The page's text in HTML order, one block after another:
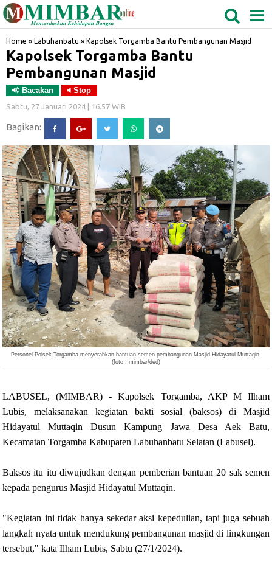
BIDANGRO
Home » Labuhanbatu » Kapolsek Torgamba Bantu Pembangunan Masjid
Kapolsek Torgamba Bantu
Pembangunan Masjid
Bacakan Stop
Sabtu, 27 Januari 2024 | 16.57 WIB
Bagikan:
Personel Polsek Torgamba menyerahkan bantuan semen pembangunan Masjid Hidayatul Muttaqin.
(foto : mimbar/ded)
LABUSEL, (MIMBAR) - Kapolsek Torgamba, AKP M Ilham
Lubis, melaksanakan kegiatan bakti sosial (baksos) di Masjid
Hidayatul Muttaqin Dusun Kampung Jawa Desa Aek Batu,
Kecamatan Torgamba Kabupaten Labuhanbatu Selatan (Labusel).
Baksos itu itu diwujudkan dengan pemberian bantuan 20 sak semen
kepada pengurus Masjid Hidayatul Muttaqin.
"Kegiatan ini tidak hanya sekedar aksi kepedulian, tapi juga sebuah
langkah nyata untuk mendukung pembangunan masjid di lingkungan
tersebut," kata Ilham Lubis, Sabtu (27/1/2024).